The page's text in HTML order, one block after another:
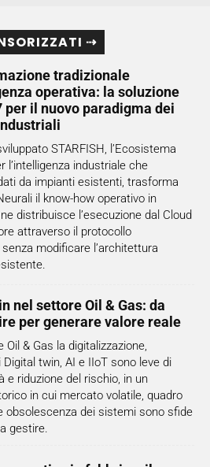
⇢
tradizionale
operativa: la soluzione
per il nuovo paradigma dei
STARFISH, l’Ecosistema
l’intelligenza industriale che
da impianti esistenti, trasforma
il know-how operativo in
distribuisce l’esecuzione dal Cloud
attraverso il protocollo
modificare l’architettura
nel settore Oil & Gas: da
per generare valore reale
Oil & Gas la digitalizzazione,
Digital twin, AI e IIoT sono leve di
e riduzione del rischio, in un
in cui mercato volatile, quadro
obsolescenza dei sistemi sono sfide
gestire.